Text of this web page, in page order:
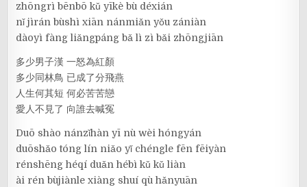
zhōngrì bēnbō kǔ yīkè bù déxián
nǐ jìrán bùshì xiān nánmiǎn yǒu zániàn
dàoyì fàng liǎngpáng bǎ lì zì bǎi zhōngjiān
多少男子漢 一怒為紅顏
多少同林鳥 已成了分飛燕
人生何其短 何必苦苦戀
愛人不見了 向誰去喊冤
Duō shào nánzǐhàn yī nù wèi hóngyán
duōshǎo tóng lín niǎo yǐ chéngle fēn fēiyàn
rénshēng héqí duǎn hébì kǔ kǔ liàn
ài rén bùjiànle xiàng shuí qù hǎnyuān